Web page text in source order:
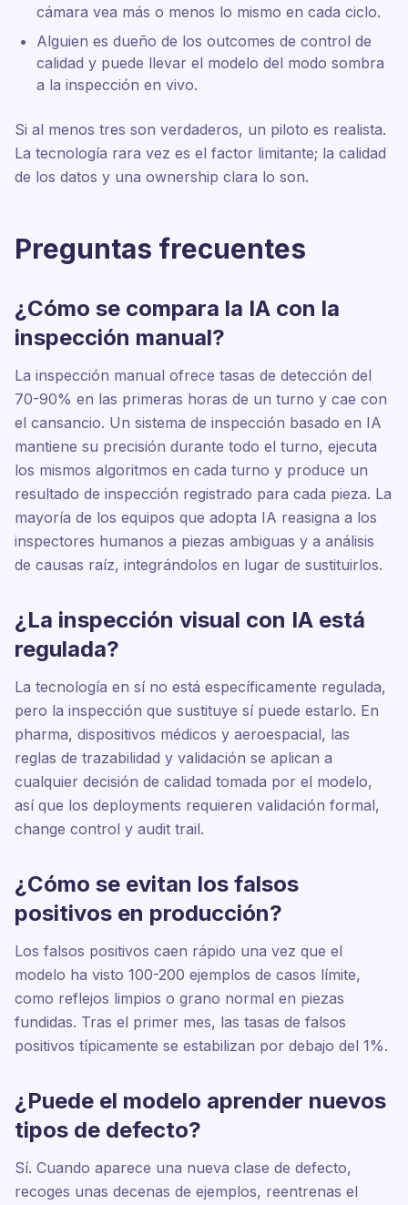
cámara vea más o menos lo mismo en cada ciclo.
Alguien es dueño de los outcomes de control de
calidad y puede llevar el modelo del modo sombra
a la inspección en vivo.
Si al menos tres son verdaderos, un piloto es realista.
La tecnología rara vez es el factor limitante; la calidad
de los datos y una ownership clara lo son.
Preguntas frecuentes
¿Cómo se compara la IA con la
inspección manual?
La inspección manual ofrece tasas de detección del
70-90% en las primeras horas de un turno y cae con
el cansancio. Un sistema de inspección basado en IA
mantiene su precisión durante todo el turno, ejecuta
los mismos algoritmos en cada turno y produce un
resultado de inspección registrado para cada pieza. La
mayoría de los equipos que adopta IA reasigna a los
inspectores humanos a piezas ambiguas y a análisis
de causas raíz, integrándolos en lugar de sustituirlos.
¿La inspección visual con IA está
regulada?
La tecnología en sí no está específicamente regulada,
pero la inspección que sustituye sí puede estarlo. En
pharma, dispositivos médicos y aeroespacial, las
reglas de trazabilidad y validación se aplican a
cualquier decisión de calidad tomada por el modelo,
así que los deployments requieren validación formal,
change control y audit trail.
¿Cómo se evitan los falsos
positivos en producción?
Los falsos positivos caen rápido una vez que el
modelo ha visto 100-200 ejemplos de casos límite,
como reflejos limpios o grano normal en piezas
fundidas. Tras el primer mes, las tasas de falsos
positivos típicamente se estabilizan por debajo del 1%.
¿Puede el modelo aprender nuevos
tipos de defecto?
Sí. Cuando aparece una nueva clase de defecto,
recoges unas decenas de ejemplos, reentrenas el